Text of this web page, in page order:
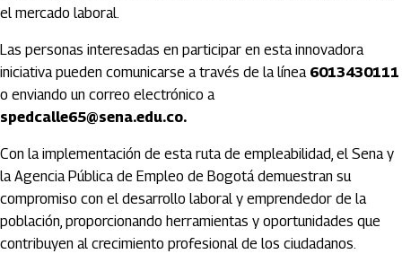
el mercado laboral.
Las personas interesadas en participar en esta innovadora
iniciativa pueden comunicarse a través de la línea 6013430111
o enviando un correo electrónico a
spedcalle65@sena.edu.co.
Con la implementación de esta ruta de empleabilidad, el Sena y
la Agencia Pública de Empleo de Bogotá demuestran su
compromiso con el desarrollo laboral y emprendedor de la
población, proporcionando herramientas y oportunidades que
contribuyen al crecimiento profesional de los ciudadanos.